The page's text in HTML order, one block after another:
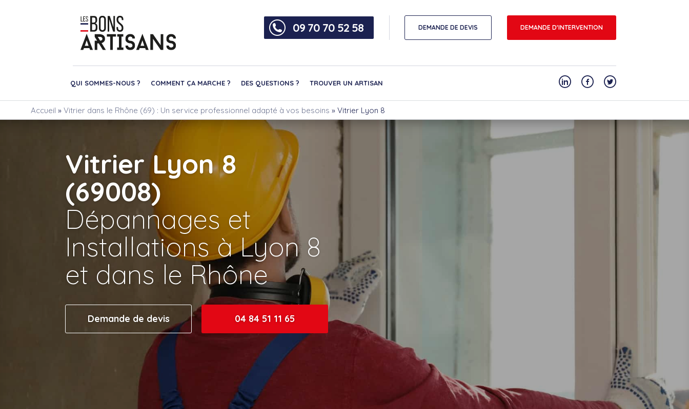
09 70 70 52 58 DEMANDE DE DEVIS DEMANDE D'INTERVENTION
QUI SOMMES-NOUS ? COMMENT ÇA MARCHE ? DES QUESTIONS ? TROUVER UN ARTISAN
Accueil » Vitrier dans le Rhône (69) : Un service professionnel adapté à vos besoins » Vitrier Lyon 8
Vitrier Lyon 8
(69008)
Dépannages et
Installations à Lyon 8
et dans le Rhône
Demande de devis 04 84 51 11 65